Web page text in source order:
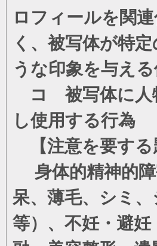
ロフィールを関
く、被写体が特
うな印象を与え
コ 被写体に人
し使用する行為
【注意を要する
身体的精神的障
呆、薄毛、シミ
等）、不妊・避